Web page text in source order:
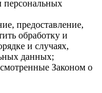
персональных
предоставление,
обработку и
и случаях,
данных;
Законом о